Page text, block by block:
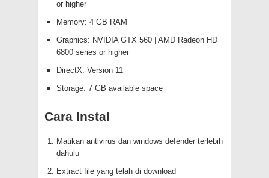
or higher
Memory: 4 GB RAM
Graphics: NVIDIA GTX 560 | AMD Radeon HD
6800 series or higher
DirectX: Version 11
Storage: 7 GB available space
Cara Instal
Matikan antivirus dan windows defender terlebih
dahulu
Extract file yang telah di download